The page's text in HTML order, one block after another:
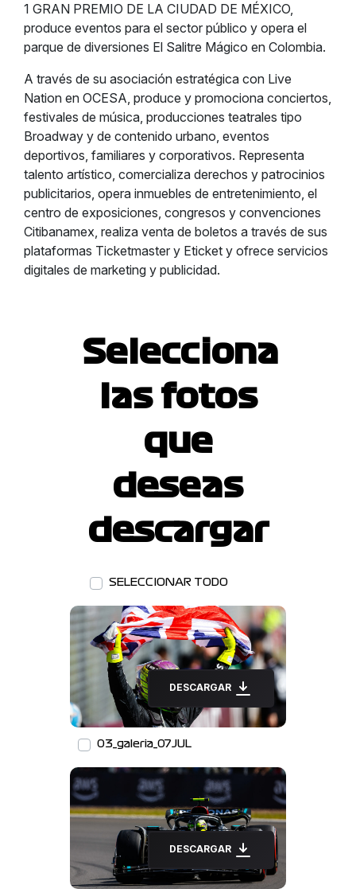
1 GRAN PREMIO DE LA CIUDAD DE MÉXICO,
produce eventos para el sector público y opera el
parque de diversiones El Salitre Mágico en Colombia.
A través de su asociación estratégica con Live
Nation en OCESA, produce y promociona conciertos,
festivales de música, producciones teatrales tipo
Broadway y de contenido urbano, eventos
deportivos, familiares y corporativos. Representa
talento artístico, comercializa derechos y patrocinios
publicitarios, opera inmuebles de entretenimiento, el
centro de exposiciones, congresos y convenciones
Citibanamex, realiza venta de boletos a través de sus
plataformas Ticketmaster y Eticket y ofrece servicios
digitales de marketing y publicidad.
Selecciona
las fotos
que
deseas
descargar
SELECCIONAR TODO
DESCARGAR
03_galeria_07JUL
DESCARGAR